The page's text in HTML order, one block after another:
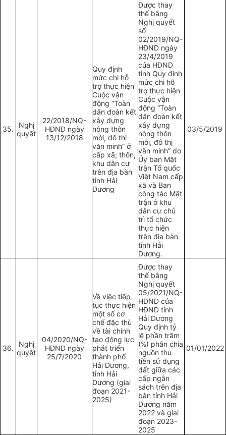
35.
Nghị
quyết
22/2018/NQ-
HĐND ngày
13/12/2018
Quy định
mức chi hỗ
trợ thực hiện
Cuộc vận
động “Toàn
dân đoàn kết
xây dựng
nông thôn
mới, đô thị
văn minh” ở
cấp xã; thôn,
khu dân cư
trên địa bàn
tỉnh Hải
Dương
Được thay
thế bằng
Nghị quyết
số
02/2019/NQ-
HĐND ngày
23/4/2019
của HĐND
tỉnh Quy định
mức chi hỗ
trợ thực hiện
Cuộc vận
động “Toàn
dân đoàn kết
xây dựng
nông thôn
mới, đô thị
văn minh” do
Ủy ban Mặt
trận Tổ quốc
Việt Nam cấp
xã và Ban
công tác Mặt
trận ở khu
dân cư chủ
trì tổ chức
thực hiện
trên địa bàn
tỉnh Hải
Dương.
03/5/2019
36.
Nghị
quyết
04/2020/NQ-
HĐND ngày
25/7/2020
Về việc tiếp
tục thực hiện
một số cơ
chế đặc thù
về tài chính
tạo động lực
phát triển
thành phố
Hải Dương,
tỉnh Hải
Dương (giai
đoạn 2021-
2025)
Được thay
thế bằng
Nghị quyết
05/2021/NQ-
HĐND của
HĐND tỉnh
Hải Dương
Quy định tỷ
lệ phần trăm
(%) phân chia
nguồn thu
tiền sử dụng
đất giữa các
cấp ngân
sách trên địa
bàn tỉnh Hải
Dương năm
2022 và giai
đoạn 2023-
2025
01/01/2022